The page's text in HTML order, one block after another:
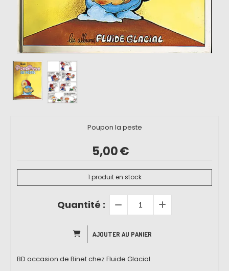
Poupon la peste
5,00€
1 produit en stock
Quantité :
AJOUTER AU PANIER
BD occasion de Binet chez Fluide Glacial